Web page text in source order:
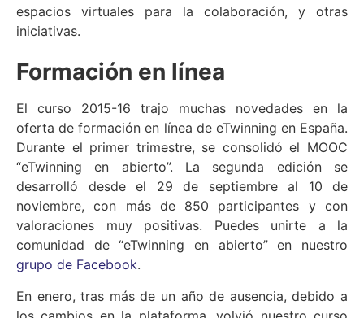
espacios virtuales para la colaboración, y otras
iniciativas.
Formación en línea
El curso 2015-16 trajo muchas novedades en la
oferta de formación en línea de eTwinning en España.
Durante el primer trimestre, se consolidó el MOOC
“eTwinning en abierto”. La segunda edición se
desarrolló desde el 29 de septiembre al 10 de
noviembre, con más de 850 participantes y con
valoraciones muy positivas. Puedes unirte a la
comunidad de “eTwinning en abierto” en nuestro
grupo de Facebook.
En enero, tras más de un año de ausencia, debido a